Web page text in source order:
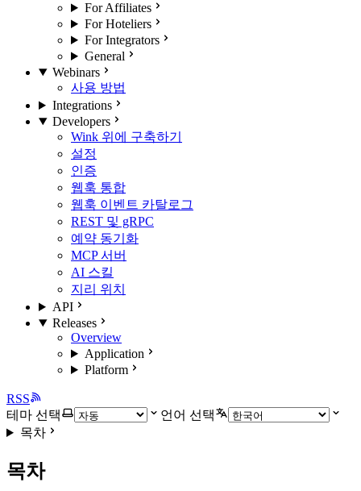
For Affiliates
For Hoteliers
For Integrators
General
Webinars
사용 방법
Integrations
Developers
Wink 위에 구축하기
설정
인증
웹훅 통합
웹훅 이벤트 카탈로그
REST 및 gRPC
예약 동기화
MCP 서버
AI 스킬
지리 위치
API
Releases
Overview
Application
Platform
RSS
테마 선택
언어 선택
목차
목차